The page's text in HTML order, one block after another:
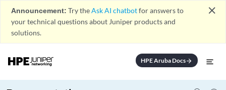
Announcement: Try theAsk AI chatbotfor answers to
your technical questions about Juniper products and
solutions.
close
HPE Aruba Docsarrow_forward